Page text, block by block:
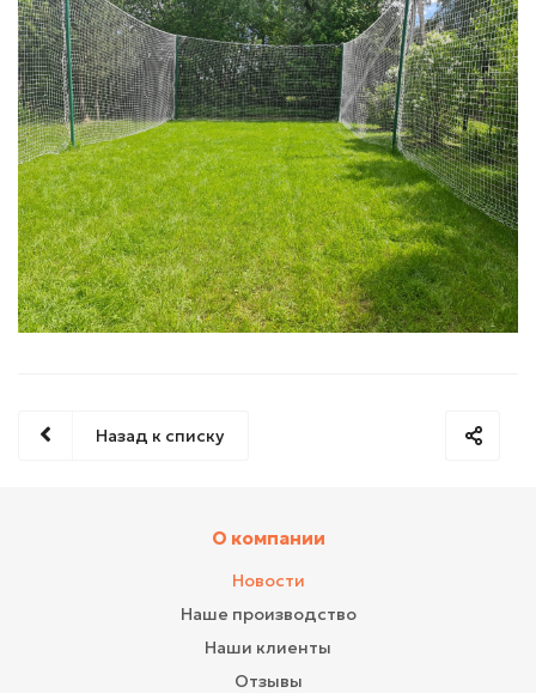
Назад к списку
О компании
Новости
Наше производство
Наши клиенты
Отзывы